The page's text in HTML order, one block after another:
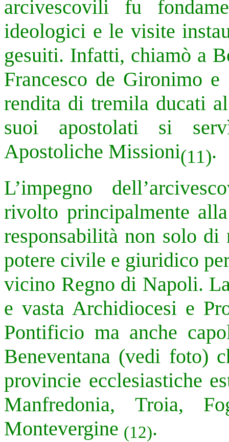
arcivescovili fu
ideologici e le visite
gesuiti. Infatti, chiamò a
Francesco de Gironimo
rendita di tremila ducati
suoi apostolati si
Apostoliche Missioni(11).
L’impegno
rivolto principalmente
responsabilità non solo di
potere civile e giuridico
vicino Regno di Napoli.
e vasta Archidiocesi e
Pontificio ma anche
Beneventana (vedi foto)
provincie ecclesiastiche
Manfredonia, Troia,
Montevergine (12).